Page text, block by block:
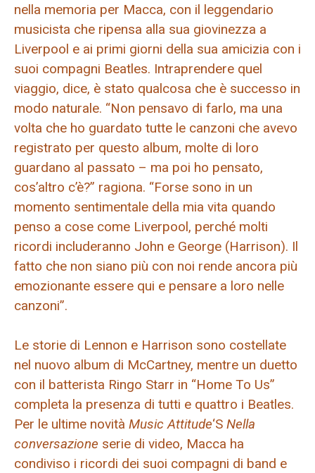
nella memoria per Macca, con il leggendario
musicista che ripensa alla sua giovinezza a
Liverpool e ai primi giorni della sua amicizia con i
suoi compagni Beatles. Intraprendere quel
viaggio, dice, è stato qualcosa che è successo in
modo naturale. “Non pensavo di farlo, ma una
volta che ho guardato tutte le canzoni che avevo
registrato per questo album, molte di loro
guardano al passato – ma poi ho pensato,
cos’altro c’è?” ragiona. “Forse sono in un
momento sentimentale della mia vita quando
penso a cose come Liverpool, perché molti
ricordi includeranno John e George (Harrison). Il
fatto che non siano più con noi rende ancora più
emozionante essere qui e pensare a loro nelle
canzoni”.
Le storie di Lennon e Harrison sono costellate
nel nuovo album di McCartney, mentre un duetto
con il batterista Ringo Starr in “Home To Us”
completa la presenza di tutti e quattro i Beatles.
Per le ultime novità Music Attitude‘S Nella
conversazione serie di video, Macca ha
condiviso i ricordi dei suoi compagni di band e